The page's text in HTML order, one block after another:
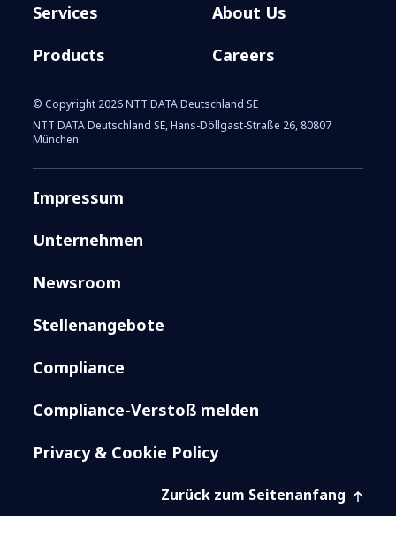
Services
Products
About Us
Careers
© Copyright 2026 NTT DATA Deutschland SE
NTT DATA Deutschland SE, Hans-Döllgast-Straße 26, 80807
München
Impressum
Unternehmen
Newsroom
Stellenangebote
Compliance
Compliance-Verstoß melden
Privacy & Cookie Policy
Zurück zum Seitenanfang